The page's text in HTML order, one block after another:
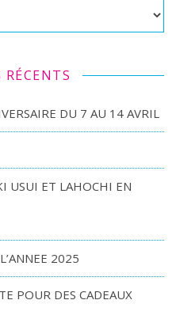
DU 7 AU 14 AVRIL
USUI ET LAHOCHI EN
2025
POUR DES CADEAUX